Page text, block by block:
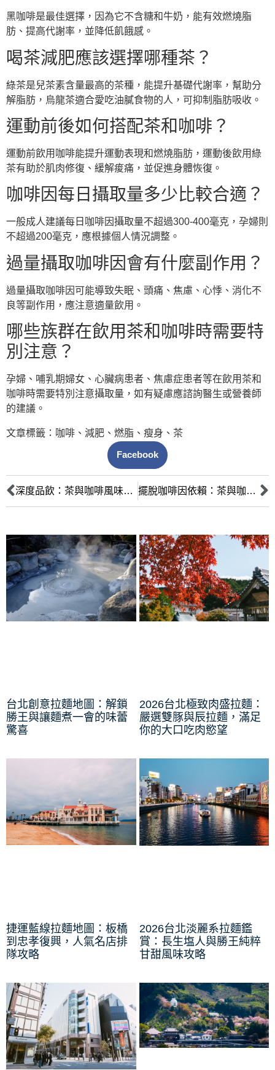
黑咖啡是最佳選擇，因為它不含糖和牛奶，能有效燃燒脂
肪、提高代謝率，並降低飢餓感。
喝茶減肥應該選擇哪種茶？
綠茶是兒茶素含量最高的茶種，能提升基礎代謝率，幫助分
解脂肪，烏龍茶適合愛吃油膩食物的人，可抑制脂肪吸收。
運動前後如何搭配茶和咖啡？
運動前飲用咖啡能提升運動表現和燃燒脂肪，運動後飲用綠
茶有助於肌肉修復、緩解痠痛，並促進身體恢復。
咖啡因每日攝取量多少比較合適？
一般成人建議每日咖啡因攝取量不超過300-400毫克，孕婦則
不超過200毫克，應根據個人情況調整。
過量攝取咖啡因會有什麼副作用？
過量攝取咖啡因可能導致失眠、頭痛、焦慮、心悸、消化不
良等副作用，應注意適量飲用。
哪些族群在飲用茶和咖啡時需要特
別注意？
孕婦、哺乳期婦女、心臟病患者、焦慮症患者等在飲用茶和
咖啡時需要特別注意攝取量，如有疑慮應諮詢醫生或營養師
的建議。
文章標籤： 咖啡 、 減肥 、 燃脂 、 瘦身 、 茶
Facebook
深度品飲：茶與咖啡風味、產地、沖泡及文化的全面比較 擺脫咖啡因依賴：茶與咖啡的成癮性、影響及健康減量策略
台北創意拉麵地圖：解鎖
勝王與讓麵煮一會的味蕾
驚喜
2026台北極致肉盛拉麵：
嚴選雙豚與辰拉麵，滿足
你的大口吃肉慾望
捷運藍線拉麵地圖：板橋
到忠孝復興，人氣名店排
隊攻略
2026台北淡麗系拉麵鑑
賞：長生塩人與勝王純粹
甘甜風味攻略